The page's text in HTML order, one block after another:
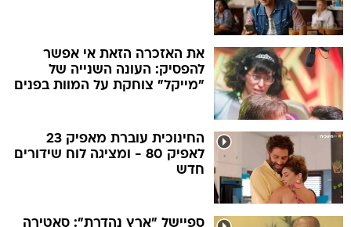
את האזכרה הזאת אי אפשר
להפסיק: העונה השנייה של
"מייקל" צוחקת על המוות בפנים
החינוכית עוברת מאפיק 23
לאפיק 80 - ומציגה לוח שידורים
חדש
ספיישל "ארץ נהדרת": סאטירה